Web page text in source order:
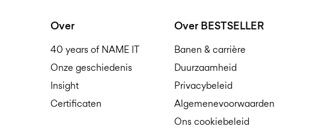
Over
40 years of NAME IT
Onze geschiedenis
Insight
Certificaten
Over BESTSELLER
Banen & carrière
Duurzaamheid
Privacybeleid
Algemenevoorwaarden
Ons cookiebeleid